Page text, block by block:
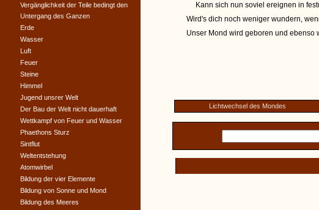
Kann sich nun soviel ereignen in
Wird's dich noch weniger wundern,
Unser Mond wird geboren und ebenso
Lichtwechsel des Mondes
Vergänglichkeit der Teile bedingt den
Untergang des Ganzen
Erde
Wasser
Luft
Feuer
Steine
Himmel
Jugend unsrer Welt
Der Bau der Welt nicht dauerhaft
Wettkampf von Feuer und Wasser
Phaethons Sturz
Sintflut
Weltentstehung
Atomwirbel
Bildung der vier Elemente
Bildung von Sonne und Mond
Bildung des Meeres